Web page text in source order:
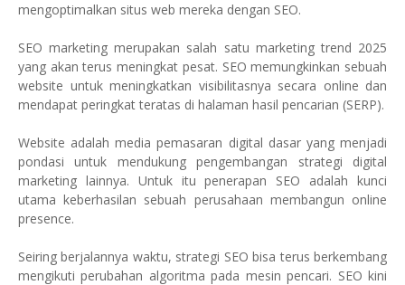
mengoptimalkan situs web mereka dengan SEO.
SEO marketing merupakan salah satu marketing trend 2025
yang akan terus meningkat pesat. SEO memungkinkan sebuah
website untuk meningkatkan visibilitasnya secara online dan
mendapat peringkat teratas di halaman hasil pencarian (SERP).
Website adalah media pemasaran digital dasar yang menjadi
pondasi untuk mendukung pengembangan strategi digital
marketing lainnya. Untuk itu penerapan SEO adalah kunci
utama keberhasilan sebuah perusahaan membangun online
presence.
Seiring berjalannya waktu, strategi SEO bisa terus berkembang
mengikuti perubahan algoritma pada mesin pencari. SEO kini